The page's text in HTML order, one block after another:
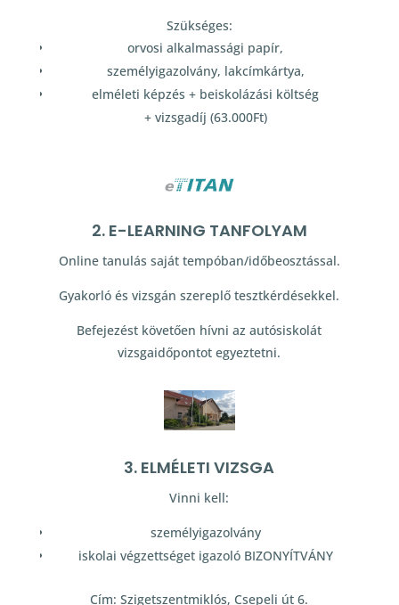
Szükséges:
orvosi alkalmassági papír,
személyigazolvány, lakcímkártya,
elméleti képzés + beiskolázási költség
+ vizsgadíj (63.000Ft)
2. E-LEARNING TANFOLYAM
Online tanulás saját tempóban/időbeosztással.
Gyakorló és vizsgán szereplő tesztkérdésekkel.
Befejezést követően hívni az autósiskolát
vizsgaidőpontot egyeztetni.
3. ELMÉLETI VIZSGA
Vinni kell:
személyigazolvány
iskolai végzettséget igazoló BIZONYÍTVÁNY
Cím: Szigetszentmiklós, Csepeli út 6.